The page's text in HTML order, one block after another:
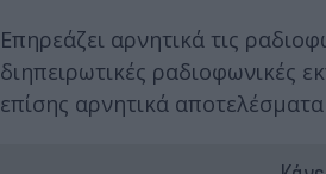
Επηρεάζει αρνητικά τις
διηπειρωτικές ραδιοφωνικές
επίσης αρνητικά